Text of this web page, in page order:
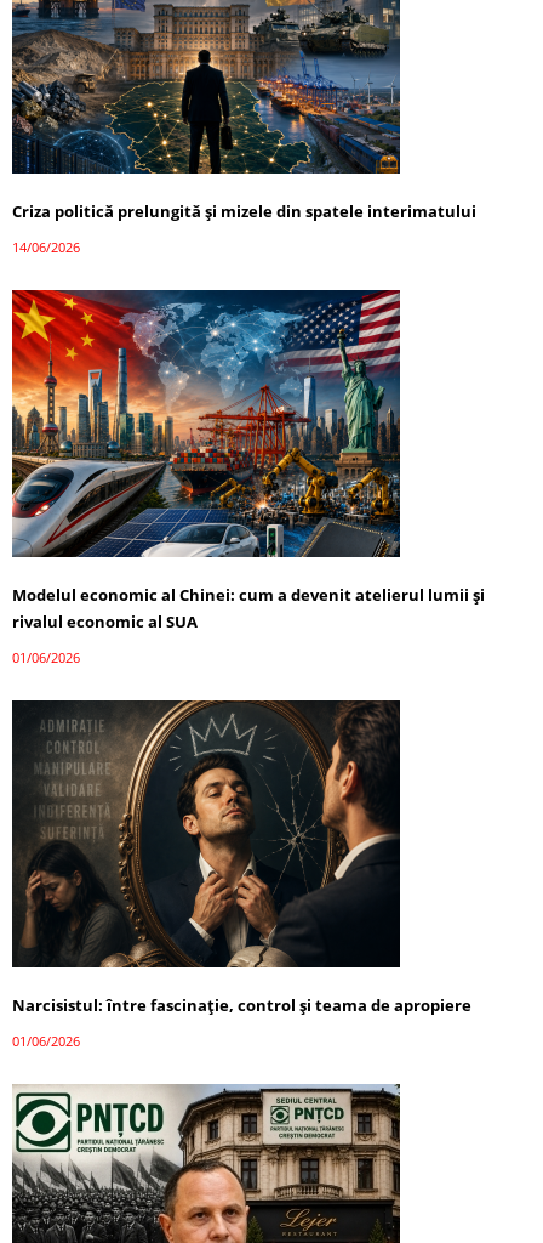
Criza politică prelungită și mizele din spatele interimatului
14/06/2026
Modelul economic al Chinei: cum a devenit atelierul lumii și
rivalul economic al SUA
01/06/2026
Narcisistul: între fascinație, control și teama de apropiere
01/06/2026